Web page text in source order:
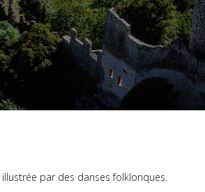
par des danses folkloriques.